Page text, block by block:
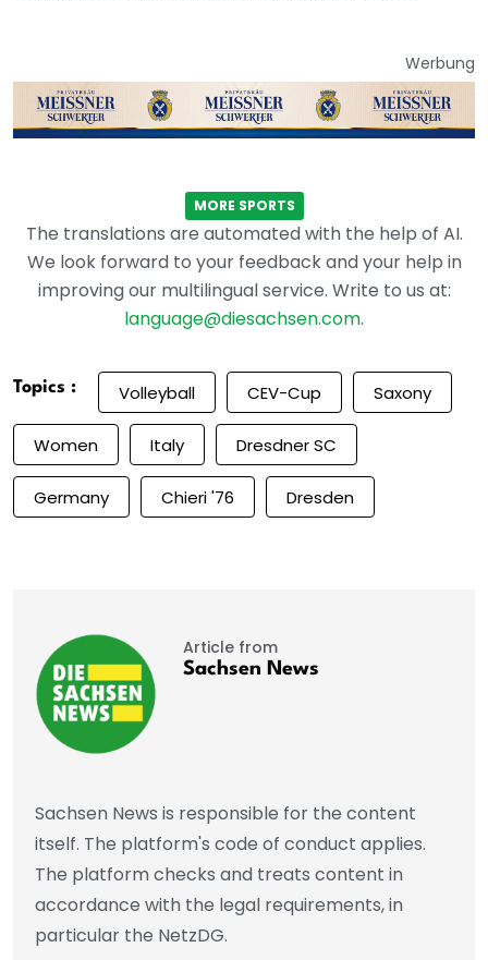
Werbung
MORE SPORTS
The translations are automated with the help of AI.
We look forward to your feedback and your help in
improving our multilingual service. Write to us at:
language@diesachsen.com.
Topics : Volleyball CEV-Cup Saxony
Women Italy Dresdner SC
Germany Chieri '76 Dresden
Article from
Sachsen News
Sachsen News is responsible for the content
itself. The platform's code of conduct applies.
The platform checks and treats content in
accordance with the legal requirements, in
particular the NetzDG.